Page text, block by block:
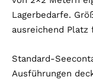
Lagerbedarfe.
ausreichend Platz
Standard-
Ausführungen